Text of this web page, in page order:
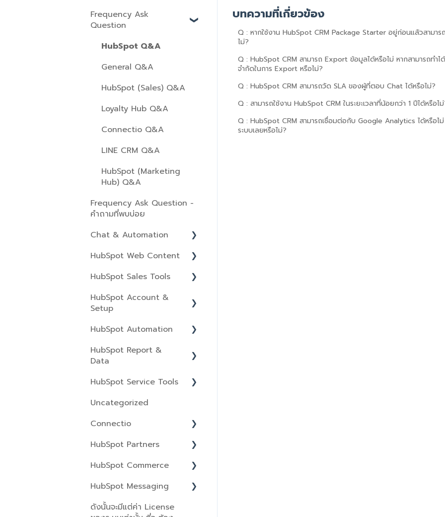
บทความที่เกี่ยวข้อง
Q : หากใช้งาน HubSpot CRM Package Starter อยู่ก่อนแลัวสามา
ไม่?
Q : HubSpot CRM สามารถ Export ข้อมูลได้หรือไม่ หากสามารถทำ
จำกัดในการ Export หรือไม่?
Q : HubSpot CRM สามารถวัด SLA ของผู้ที่ตอบ Chat ได้หรือไม่?
Q : สามารถใช้งาน HubSpot CRM ในระยะเวลาที่น้อยกว่า 1 ปีได้หรือไ
Q : HubSpot CRM สามารถเชื่อมต่อกับ Google Analytics ได้หรือไม่
ระบบเลยหรือไม่?
Contacts
Import & Export
Records
Deals
Tasks
GDPR
Companies
Projects
Smart Rich Menu
VDOs Training
Introduction
Custom QR Code
1:1 Chat
Report
Activity and Billing
API
HubSpot course
training starter
Line CRM Training
LINE CRM
Order Setting
Lists
Files
Frequency Ask
Question
HubSpot Q&A
General Q&A
HubSpot (Sales) Q&A
Loyalty Hub Q&A
Connectio Q&A
LINE CRM Q&A
HubSpot (Marketing
Hub) Q&A
Frequency Ask Question -
คำถามที่พบบ่อย
Chat & Automation
Workflows
Inbox
Chatflow
HubSpot Web Content
Website Pages
Domains & URLs
Pages
HubSpot Sales Tools
Templates &
Sequences
Documents
Playbooks
HubSpot Account &
Setup
Integrations
Tracking Code
HubSpot Automation
Workflows
HubSpot Report &
Data
Reports
Analytics Tool
Dashboards
Data Management
Goals
HubSpot Service Tools
Tickets
Knowledge Base
Feedback Surveys
Help Desk
Uncategorized
Connectio
Overview
HubSpot Partners
Partner tools
HubSpot Commerce
Quotes
HubSpot Messaging
Inbox
ดังนั้นจะมีแต่ค่า License